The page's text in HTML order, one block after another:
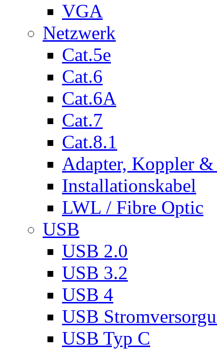
VGA
Netzwerk
Cat.5e
Cat.6
Cat.6A
Cat.7
Cat.8.1
Adapter, Koppler &
Installationskabel
LWL / Fibre Optic
USB
USB 2.0
USB 3.2
USB 4
USB
USB Typ C